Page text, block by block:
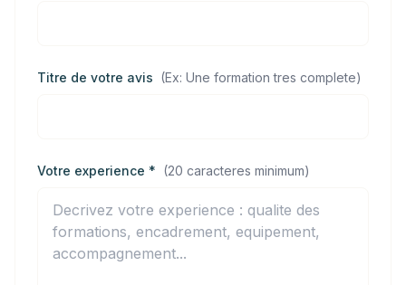
Titre de votre avis (Ex: Une formation tres complete)
Votre experience * (20 caracteres minimum)